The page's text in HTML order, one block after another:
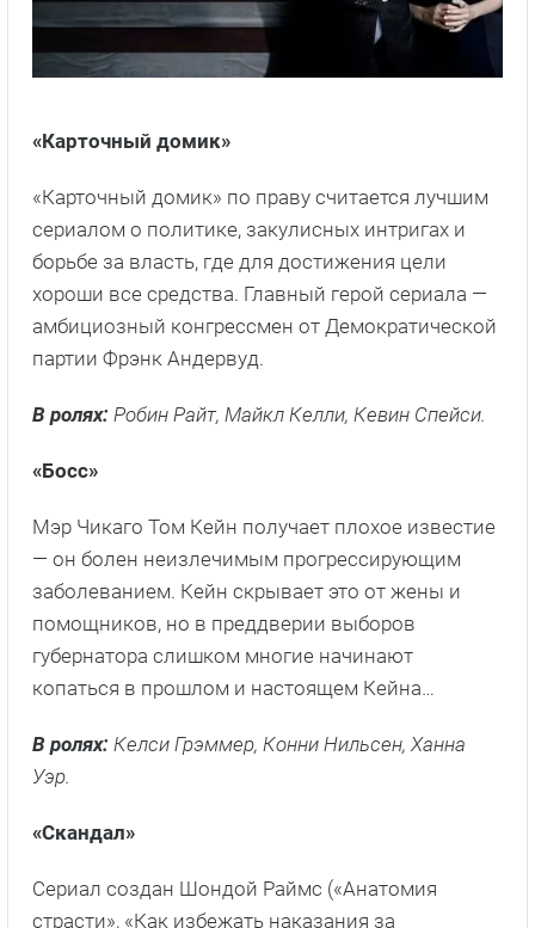
«Карточный домик»
«Карточный домик» по праву считается лучшим
сериалом о политике, закулисных интригах и
борьбе за власть, где для достижения цели
хороши все средства. Главный герой сериала —
амбициозный конгрессмен от Демократической
партии Фрэнк Андервуд.
В ролях: Робин Райт, Майкл Келли, Кевин Спейси.
«Босс»
Мэр Чикаго Том Кейн получает плохое известие
— он болен неизлечимым прогрессирующим
заболеванием. Кейн скрывает это от жены и
помощников, но в преддверии выборов
губернатора слишком многие начинают
копаться в прошлом и настоящем Кейна…
В ролях: Келси Грэммер, Конни Нильсен, Ханна
Уэр.
«Скандал»
Сериал создан Шондой Раймс («Анатомия
страсти», «Как избежать наказания за